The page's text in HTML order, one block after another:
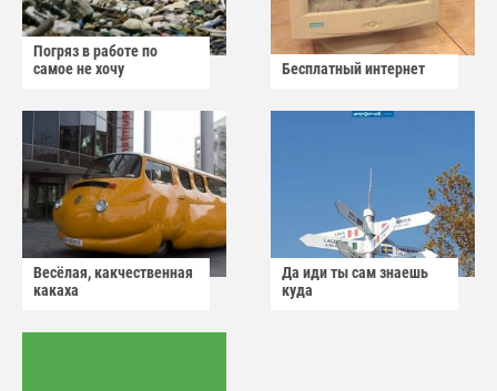
Погряз в работе по
самое не хочу
Бесплатный интернет
Весёлая, какчественная
какаха
Да иди ты сам знаешь
куда